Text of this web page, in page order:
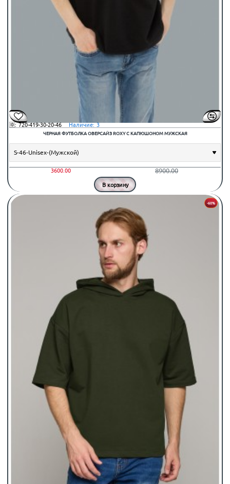
🆔: 720-419-30-20-46 ⠀Наличие: 3
ЧЕРНАЯ ФУТБОЛКА ОВЕРСАЙЗ ROXY С КАПЮШОНОМ МУЖСКАЯ
3600.00 8900.00
В корзину
-60%